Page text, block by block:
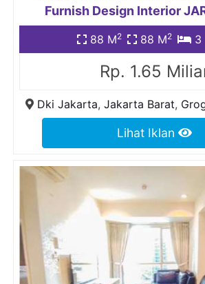
Furnish Design Interior
88 M2 88 M2 3
Rp. 1.65
Dki Jakarta, Jakarta Barat,
Lihat Iklan